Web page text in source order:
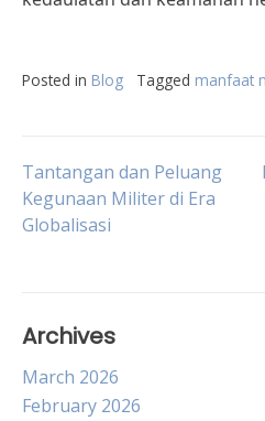
Posted in Blog Tagged manfaat
Post
navigation
Tantangan dan Peluang
Kegunaan Militer di Era
Globalisasi
Archives
March 2026
February 2026